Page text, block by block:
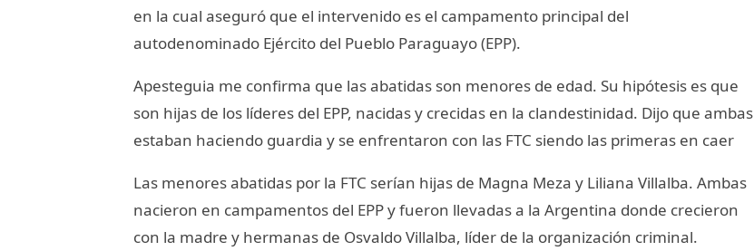
en la cual aseguró que el intervenido es el campamento principal del
autodenominado Ejército del Pueblo Paraguayo (EPP).
Apesteguia me confirma que las abatidas son menores de edad. Su hipótesis es que
son hijas de los líderes del EPP, nacidas y crecidas en la clandestinidad. Dijo que ambas
estaban haciendo guardia y se enfrentaron con las FTC siendo las primeras en caer
Las menores abatidas por la FTC serían hijas de Magna Meza y Liliana Villalba. Ambas
nacieron en campamentos del EPP y fueron llevadas a la Argentina donde crecieron
con la madre y hermanas de Osvaldo Villalba, líder de la organización criminal.